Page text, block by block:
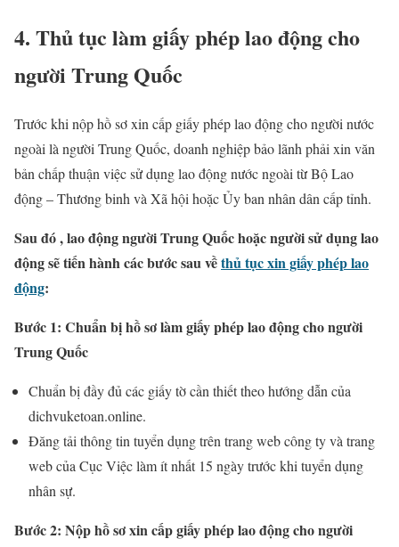
4. Thủ tục làm giấy phép lao động cho
người Trung Quốc
Trước khi nộp hồ sơ xin cấp giấy phép lao động cho người nước
ngoài là người Trung Quốc, doanh nghiệp bảo lãnh phải xin văn
bản chấp thuận việc sử dụng lao động nước ngoài từ Bộ Lao
động – Thương binh và Xã hội hoặc Ủy ban nhân dân cấp tỉnh.
Sau đó , lao động người Trung Quốc hoặc người sử dụng lao
động sẽ tiến hành các bước sau vềthủ tục xin giấy phép lao
động:
Bước 1: Chuẩn bị hồ sơ làm giấy phép lao động cho người
Trung Quốc
Chuẩn bị đầy đủ các giấy tờ cần thiết theo hướng dẫn của
dichvuketoan.online.
Đăng tải thông tin tuyển dụng trên trang web công ty và trang
web của Cục Việc làm ít nhất 15 ngày trước khi tuyển dụng
nhân sự.
Bước 2: Nộp hồ sơ xin cấp giấy phép lao động cho người